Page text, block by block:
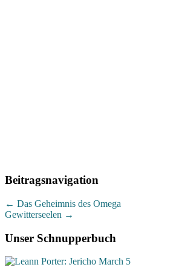
Beitragsnavigation
← Das Geheimnis des Omega
Gewitterseelen →
Unser Schnupperbuch